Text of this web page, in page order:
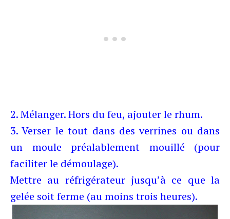
2. Mélanger. Hors du feu, ajouter le rhum.
3. Verser le tout dans des verrines ou dans
un moule préalablement mouillé (pour
faciliter le démoulage).
Mettre au réfrigérateur jusqu’à ce que la
gelée soit ferme (au moins trois heures).